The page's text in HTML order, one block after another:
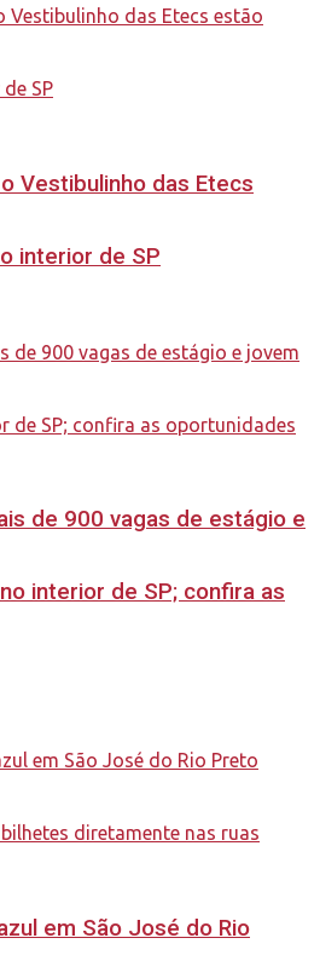
Vestibulinho das Etecs
interior de SP
de 900 vagas de estágio e
interior de SP; confira as
em São José do Rio